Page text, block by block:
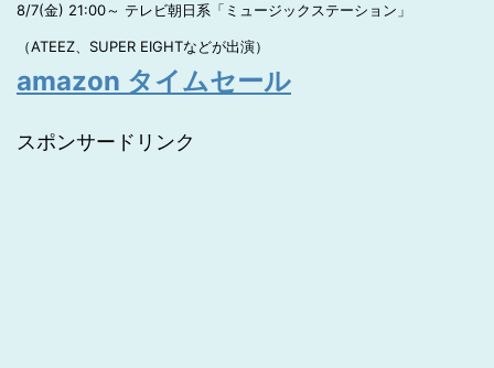
8/7(金) 21:00～ テレビ朝日系「ミュージックステーション」
（ATEEZ、SUPER EIGHTなどが出演）
amazon タイムセール
スポンサードリンク